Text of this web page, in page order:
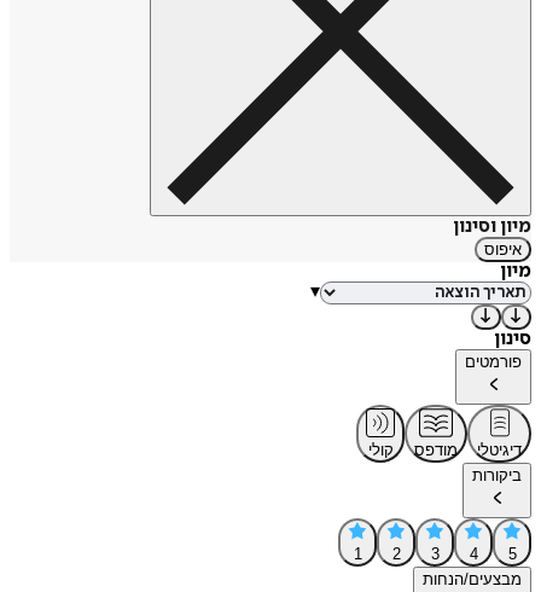
מיון וסינון
איפוס
מיון
▾
סינון
פורמטים
דיגיטלי מודפס
קולי
ביקורות
5
4
3
2
1
מבצעים/הנחות